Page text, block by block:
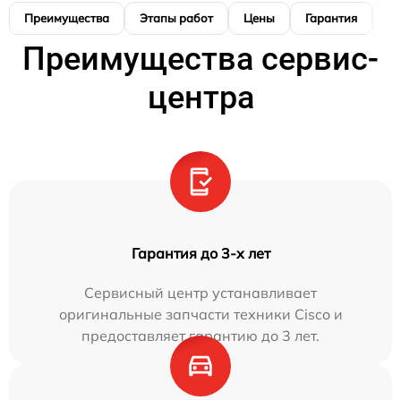
Преимущества Этапы работ Цены Гарантия
Преимущества сервис-
центра
Гарантия до 3-х лет
Сервисный центр устанавливает
оригинальные запчасти техники Cisco и
предоставляет гарантию до 3 лет.